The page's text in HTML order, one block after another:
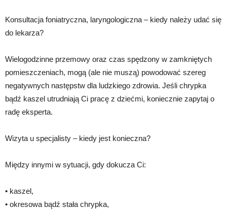
Konsultacja foniatryczna, laryngologiczna – kiedy należy udać się
do lekarza?
Wielogodzinne przemowy oraz czas spędzony w zamkniętych
pomieszczeniach, mogą (ale nie muszą) powodować szereg
negatywnych następstw dla ludzkiego zdrowia. Jeśli chrypka
bądź kaszel utrudniają Ci pracę z dziećmi, koniecznie zapytaj o
radę eksperta.
Wizyta u specjalisty – kiedy jest konieczna?
Między innymi w sytuacji, gdy dokucza Ci:
• kaszel,
• okresowa bądź stała chrypka,